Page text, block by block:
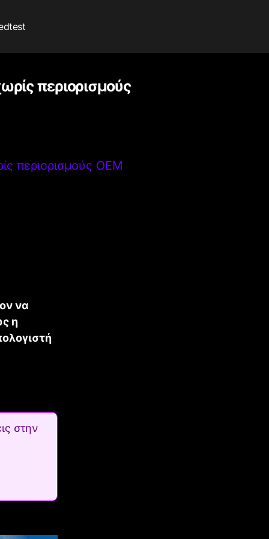
περιορισμούς
περιορισμούς OEM
να
η
στην